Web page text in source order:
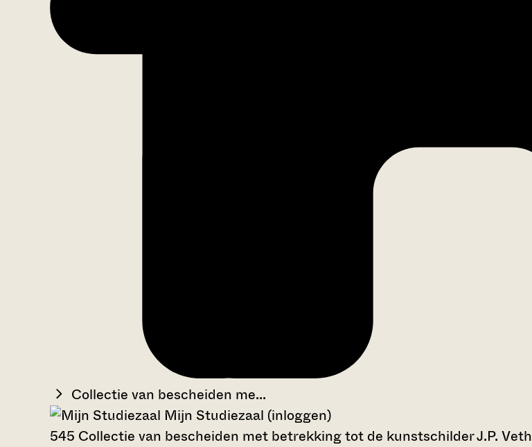
Collectie van bescheiden me...
Mijn Studiezaal (inloggen)
545 Collectie van bescheiden met betrekking tot de kunstschilder J.P. Veth